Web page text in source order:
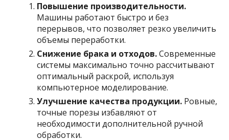
Повышение производительности.
Машины работают быстро и без
перерывов, что позволяет резко увеличить
объемы переработки.
Снижение брака и отходов.Современные
системы максимально точно рассчитывают
оптимальный раскрой, используя
компьютерное моделирование.
Улучшение качества продукции. Ровные,
точные порезы избавляют от
необходимости дополнительной ручной
обработки.